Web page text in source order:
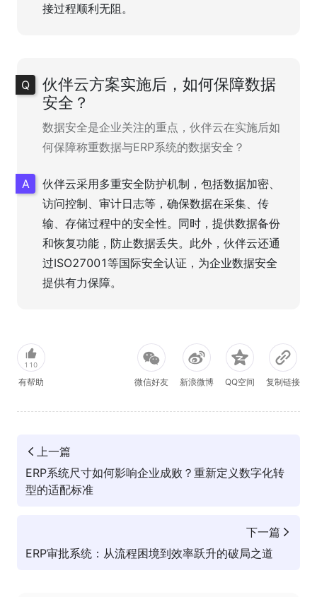
接过程顺利无阻。
伙伴云方案实施后，如何保障数据
安全？
数据安全是企业关注的重点，伙伴云在实施后如
何保障称重数据与ERP系统的数据安全？
伙伴云采用多重安全防护机制，包括数据加密、
访问控制、审计日志等，确保数据在采集、传
输、存储过程中的安全性。同时，提供数据备份
和恢复功能，防止数据丢失。此外，伙伴云还通
过ISO27001等国际安全认证，为企业数据安全
提供有力保障。
110
有帮助 微信好友 新浪微博 QQ空间 复制链接
上一篇
ERP系统尺寸如何影响企业成败？重新定义数字化转
型的适配标准
下一篇
ERP审批系统：从流程困境到效率跃升的破局之道